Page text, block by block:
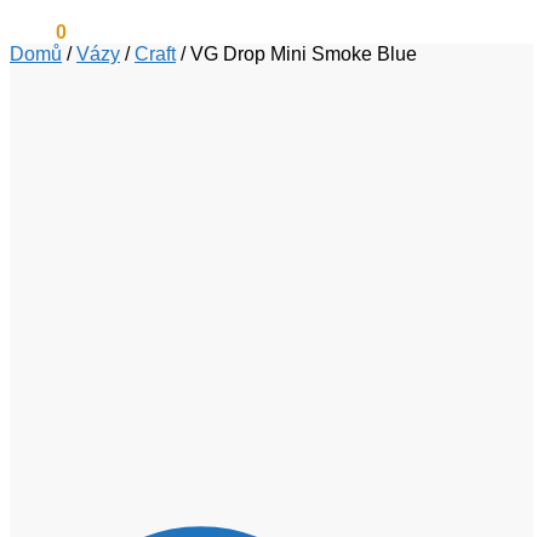
0
Domů /Vázy /Craft/VG Drop Mini Smoke Blue